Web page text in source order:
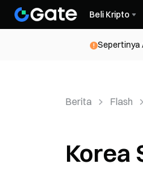
Beli Kripto
Sepertinya
Berita Flash
Korea